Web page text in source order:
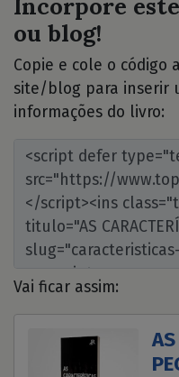
ou blog!
Copie e cole o código
site/blog para inserir
informações do livro:
Vai ficar assim: